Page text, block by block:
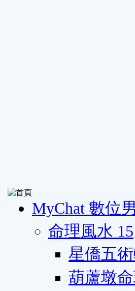
MyChat 數位
命理風水 15
星僑五
葫蘆墩